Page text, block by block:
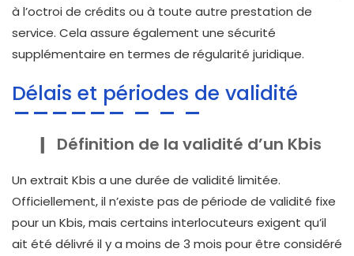
à l’octroi de crédits ou à toute autre prestation de
service. Cela assure également une sécurité
supplémentaire en termes de régularité juridique.
Délais et périodes de validité
Définition de la validité d’un Kbis
Un extrait Kbis a une durée de validité limitée.
Officiellement, il n’existe pas de période de validité fixe
pour un Kbis, mais certains interlocuteurs exigent qu’il
ait été délivré il y a moins de 3 mois pour être considéré